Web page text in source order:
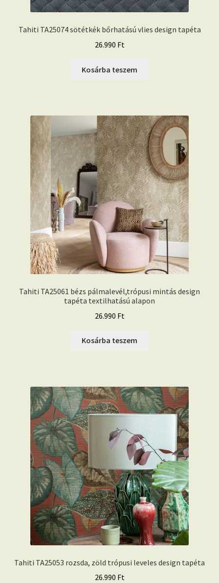
Tahiti TA25074 sötétkék bőrhatású vlies design tapéta
26.990 Ft
Kosárba teszem
Tahiti TA25061 bézs pálmalevél,trópusi mintás design
tapéta textilhatású alapon
26.990 Ft
Kosárba teszem
Tahiti TA25053 rozsda, zöld trópusi leveles design tapéta
26.990 Ft